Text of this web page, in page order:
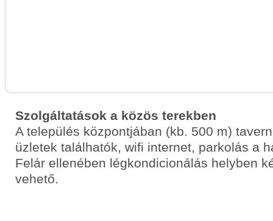
Szolgáltatások a közös terekben
A település központjában (kb. 500 m)
üzletek találhatók, wifi internet, parkolás a
Felár ellenében légkondicionálás helyben
vehető.